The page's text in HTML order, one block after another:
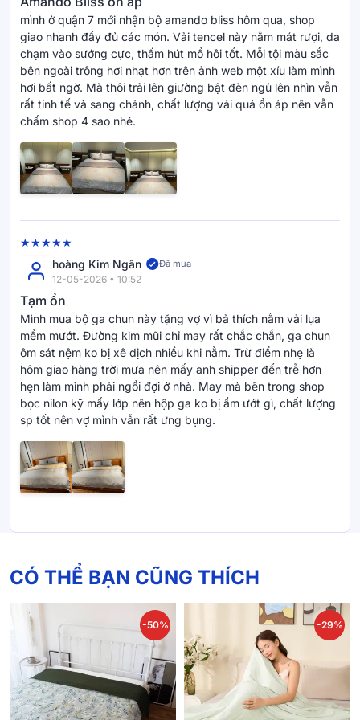
đêm ngủ thử miễn phí. Khách hàng được quyền trải nghiệm
thực tế ngay tại nhà, nếu không hài lòng, Vua Nệm cam kết
hỗ trợ đổi sản phẩm, giúp bạn an tâm khi mua sắm.
Vua Nệm còn hỗ trợ trả góp 0% lãi suất, giúp khách hàng sở
hữu các sản phẩm cao cấp, không cần lo lắng về áp lực tài
chính.
Bên cạnh đó, tham gia ÊM Club – chương trình khách hàng
mỗi đơn hàng, giảm giá đến 10% và hưởng hàng loạt ưu đãi
độc quyền khác tùy theo hạng thành viên.
Vua Nệm không chỉ bán nệm, mà còn tạo ra hành trình mua
*Hình ảnh chăn ga và phụ kiện có thể khác đôi chút so với
sản phẩm thực tế do điều kiện chụp và thiết bị hiển thị. Mong
quý khách thông cảm cho sự khác biệt nhỏ này. Mọi thắc
chúng tôi hỗ trợ.
mình ở quận 7 mới nhận bộ amando bliss hôm qua, shop
giao nhanh đầy đủ các món. Vải tencel này nằm mát rượi, da
chạm vào sướng cực, thấm hút mồ hôi tốt. Mỗi tội màu sắc
bên ngoài trông hơi nhạt hơn trên ảnh web một xíu làm mình
hơi bất ngờ. Mà thôi trải lên giường bật đèn ngủ lên nhìn vẫn
rất tinh tế và sang chảnh, chất lượng vải quá ổn áp nên vẫn
chấm shop 4 sao nhé.
hoàng Kim Ngân Đã mua
12-05-2026 • 10:52
Tạm ổn
Mình mua bộ ga chun này tặng vợ vì bả thích nằm vải lụa
mềm mướt. Đường kim mũi chỉ may rất chắc chắn, ga chun
ôm sát nệm ko bị xê dịch nhiều khi nằm. Trừ điểm nhẹ là
hôm giao hàng trời mưa nên mấy anh shipper đến trễ hơn
hẹn làm mình phải ngồi đợi ở nhà. May mà bên trong shop
bọc nilon kỹ mấy lớp nên hộp ga ko bị ẩm ướt gì, chất lượng
sp tốt nên vợ mình vẫn rất ưng bụng.
CÓ THỂ BẠN CŨNG THÍCH
-50% -29%
Mới